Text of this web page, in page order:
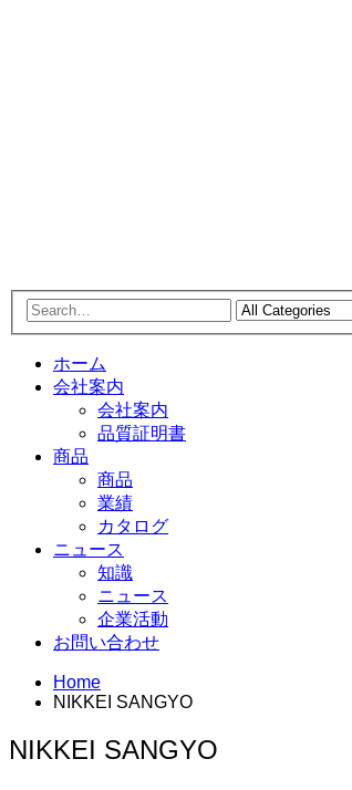
ホーム
会社案内
会社案内
品質証明書
商品
商品
業績
カタログ
ニュース
知識
ニュース
企業活動
お問い合わせ
Home
NIKKEI SANGYO
NIKKEI SANGYO